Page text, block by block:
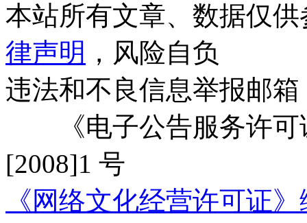
本站所有文章、数据仅
律声明 ，风险自负
违法和不良信息举报邮箱
《电子公告服务许可
[2008]1 号
《网络文化经营许可证